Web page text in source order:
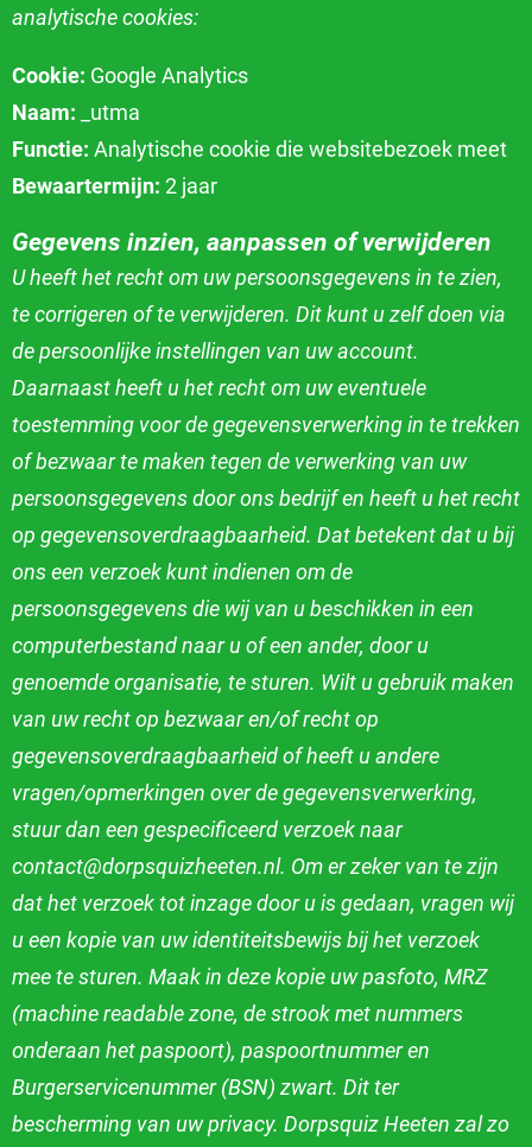
analytische cookies:
Cookie: Google Analytics
Naam: _utma
Functie: Analytische cookie die websitebezoek meet
Bewaartermijn: 2 jaar
Gegevens inzien, aanpassen of verwijderen
U heeft het recht om uw persoonsgegevens in te zien,
te corrigeren of te verwijderen. Dit kunt u zelf doen via
de persoonlijke instellingen van uw account.
Daarnaast heeft u het recht om uw eventuele
toestemming voor de gegevensverwerking in te trekken
of bezwaar te maken tegen de verwerking van uw
persoonsgegevens door ons bedrijf en heeft u het recht
op gegevensoverdraagbaarheid. Dat betekent dat u bij
ons een verzoek kunt indienen om de
persoonsgegevens die wij van u beschikken in een
computerbestand naar u of een ander, door u
genoemde organisatie, te sturen. Wilt u gebruik maken
van uwrecht op bezwaar en/of recht op
gegevensoverdraagbaarheid of heeft u andere
vragen/opmerkingen over de gegevensverwerking,
stuur dan een gespecificeerd verzoek naar
contact@dorpsquizheeten.nl. Om er zeker van te zijn
dat het verzoek tot inzage door u is gedaan, vragen wij
u een kopie van uw identiteitsbewijsbij het verzoek
mee te sturen. Maak in deze kopie uw pasfoto, MRZ
(machine readable zone, de strook met nummers
onderaan het paspoort), paspoortnummeren
Burgerservicenummer (BSN) zwart. Dit ter
bescherming van uw privacy. Dorpsquiz Heeten zal zo